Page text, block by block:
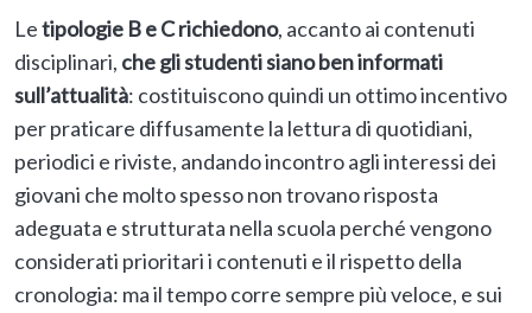
Letipologie B e C richiedono, accanto ai contenuti
disciplinari, che gli studenti siano ben informati
sull’attualità: costituiscono quindi un ottimo incentivo
per praticare diffusamente la lettura di quotidiani,
periodici e riviste, andando incontro agli interessi dei
giovani che molto spesso non trovano risposta
adeguata e strutturata nella scuola perché vengono
considerati prioritari i contenuti e il rispetto della
cronologia: ma il tempo corre sempre più veloce, e sui